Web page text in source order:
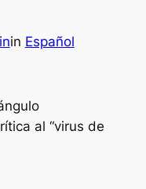
in Español
al “virus de